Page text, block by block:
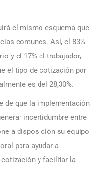
el mismo esquema que
comunes. Así, el 83%
y el 17% el trabajador,
el tipo de cotización por
es del 28,30%.
de que la implementación
incertidumbre entre
a disposición su equipo
para ayudar a
cotización y facilitar la